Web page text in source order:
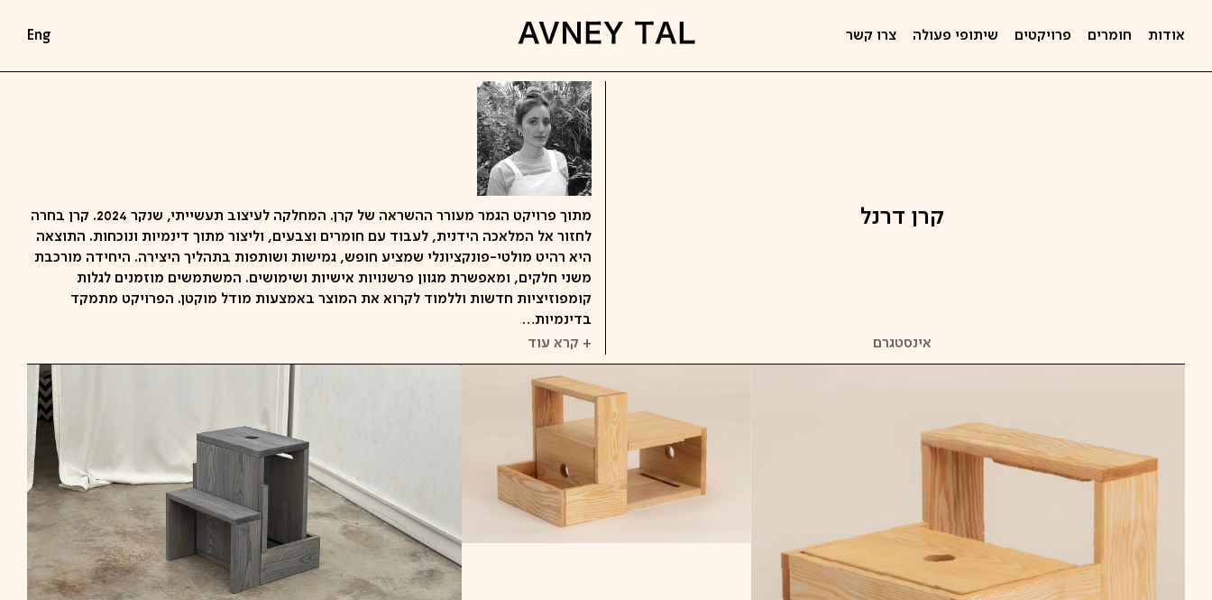
אודות חומרים פרויקטים שיתופי פעולה צרו קשר Eng
קרן דרנל
אינסטגרם
מתוך פרויקט הגמר מעורר ההשראה של קרן. המחלקה לעיצוב תעשייתי, שנקר 2024. קרן בחרה
לחזור אל המלאכה הידנית, לעבוד עם חומרים וצבעים, וליצור מתוך דינמיות ונוכחות. התוצאה
היא רהיט מולטי-פונקציונלי שמציע חופש, גמישות ושותפות בתהליך היצירה. היחידה מורכבת
משני חלקים, ומאפשרת מגוון פרשנויות אישיות ושימושים. המשתמשים מוזמנים לגלות
קומפוזיציות חדשות וללמוד לקרוא את המוצר באמצעות מודל מוקטן. הפרויקט מתמקד
בדינמיות…
+ קרא עוד